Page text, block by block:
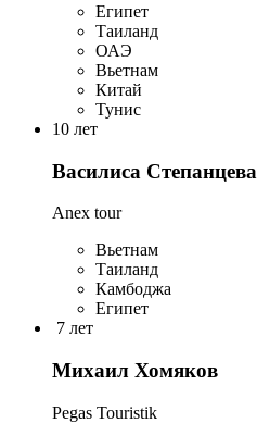
Египет
Таиланд
ОАЭ
Вьетнам
Китай
Тунис
10 лет
Василиса Степанцева
Anex tour
Вьетнам
Таиланд
Камбоджа
Египет
7 лет
Михаил Хомяков
Pegas Touristik